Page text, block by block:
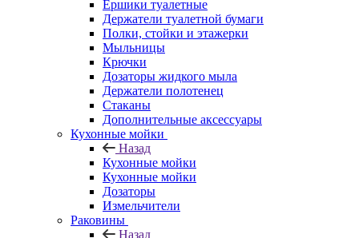
Ершики туалетные
Держатели туалетной бумаги
Полки, стойки и этажерки
Мыльницы
Крючки
Дозаторы жидкого мыла
Держатели полотенец
Стаканы
Дополнительные аксессуары
Кухонные мойки
Назад
Кухонные мойки
Кухонные мойки
Дозаторы
Измельчители
Раковины
Назад